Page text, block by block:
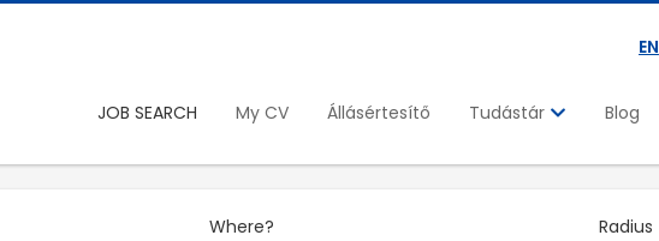
EN
JOB SEARCH My CV Állásértesítő Tudástár Blog
Where?
Radius